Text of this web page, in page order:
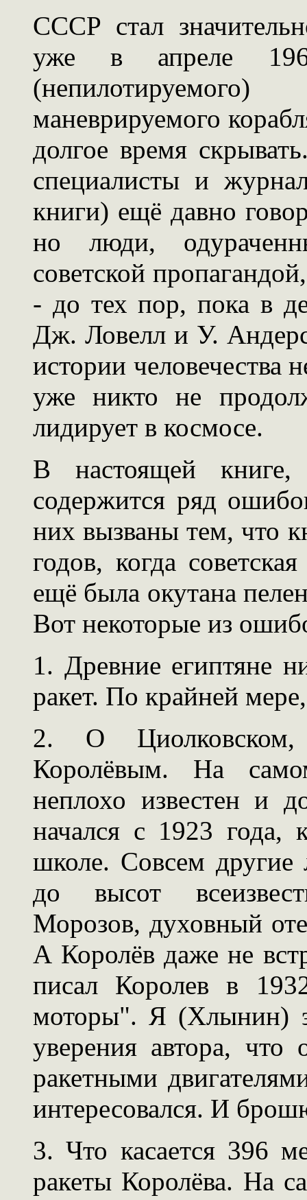
СССР стал
уже в апреле
маневрируемого
долгое время
специалисты и
книги) ещё давно
но люди,
советской
- до тех пор, пока в
Дж. Ловелл и У.
истории человечества
уже никто не
лидирует в космосе.
В настоящей
содержится ряд
них вызваны тем, что
годов, когда
ещё была окутана
Вот некоторые из
1. Древние египтяне
ракет. По крайней
2. О Циолковском,
Королёвым. На
неплохо известен и
начался с 1923 года,
школе. Совсем другие
до высот
Морозов, духовный
А Королёв даже не
писал Королев в
моторы". Я (Хлынин)
уверения автора,
ракетными
интересовался. И
3. Что касается 396
ракеты Королёва. На